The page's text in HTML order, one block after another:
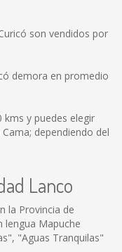
son vendidos por
demora en promedio
kms y puedes elegir
dependiendo del
Lanco
la Provincia de
lengua Mapuche
"Aguas Tranquilas"